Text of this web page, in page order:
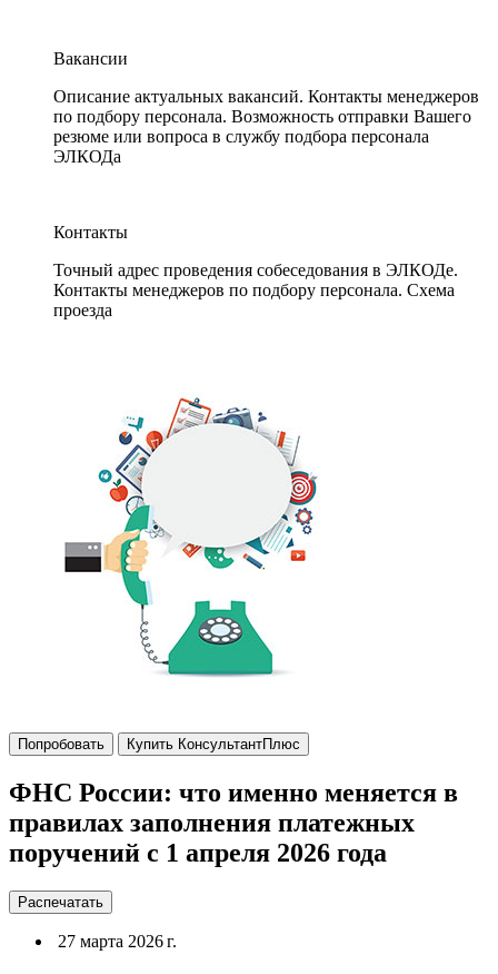
Вакансии
Описание актуальных вакансий. Контакты менеджеров
по подбору персонала. Возможность отправки Вашего
резюме или вопроса в службу подбора персонала
ЭЛКОДа
Контакты
Точный адрес проведения собеседования в ЭЛКОДе.
Контакты менеджеров по подбору персонала. Схема
проезда
Попробовать Купить КонсультантПлюс
ФНС России: что именно меняется в
правилах заполнения платежных
поручений с 1 апреля 2026 года
Распечатать
27 марта 2026 г.